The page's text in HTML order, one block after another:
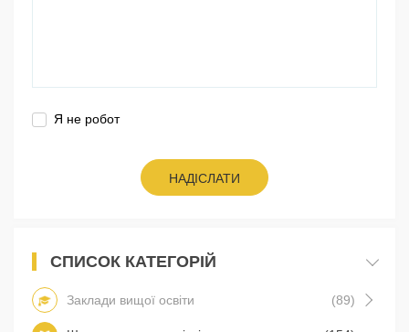
Я не робот
НАДІСЛАТИ
СПИСОК КАТЕГОРІЙ
Заклади вищої освіти (89)